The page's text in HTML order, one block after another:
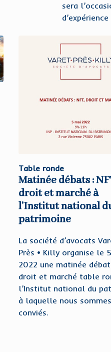
sera
Table ronde
Matinée débats :
droit et marché à
l’Institut national
patrimoine
La société d’avocats
Près • Killy organise le
2022 une matinée
droit et marché table
l’Institut national du
à laquelle nous sommes
conviés.